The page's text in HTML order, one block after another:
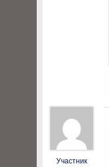
Участник